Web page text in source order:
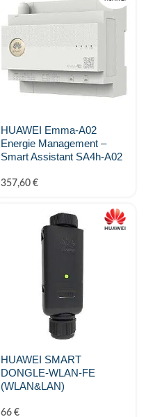
HUAWEI Emma-A02
Energie Management –
Smart Assistant SA4h-A02
357,60 €
HUAWEI SMART
DONGLE-WLAN-FE
(WLAN&LAN)
66 €